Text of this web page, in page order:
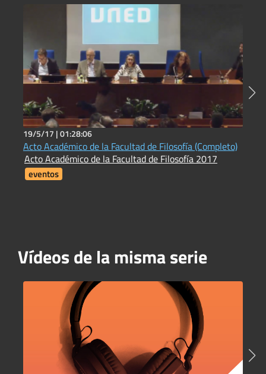
19/5/17 |01:28:06
Acto Académico de la Facultad de Filosofía (Completo)
Acto Académico de la Facultad de Filosofía 2017
eventos
Vídeos de la misma serie